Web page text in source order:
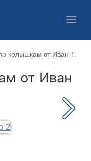
колышкам от Иван Т.
от Иван